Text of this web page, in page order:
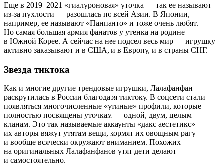
Еще в 2019–2021 «гиалуроновая» уточка — так ее называют
из-за пухлости — разошлась по всей Азии. В Японии,
например, ее называют «Панпанто» и тоже очень любят.
Но самая большая армия фанатов у утенка на родине —
в Южной Корее. А сейчас на нее подсел весь мир — игрушку
активно заказывают и в США, и в Европу, и в страны СНГ.
Звезда тиктока
Как и многие другие трендовые игрушки, Лалафанфан
раскрутилась в России благодаря тиктоку. В соцсети стали
появляться многочисленные «утиные» профили, которые
полностью посвящены уточкам — одной, двум, целым
кланам. Это так называемые аккаунты «дакс аестетикс» —
их авторы вяжут утятам вещи, кормят их овощным рагу
и вообще всячески окружают вниманием. Похожих
на оригинальных Лалафанфанов утят дети делают
и самостоятельно.